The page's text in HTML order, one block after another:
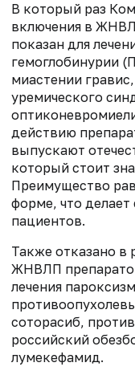
В который раз
включения в
показан для
гемоглобинурии
миастении
уремического
действию
выпускают
который стоит
Преимущество
форме, что
пациентов.
Также отказано
ЖНВЛП
лечения
соторасиб,
российский
лумекефамид.